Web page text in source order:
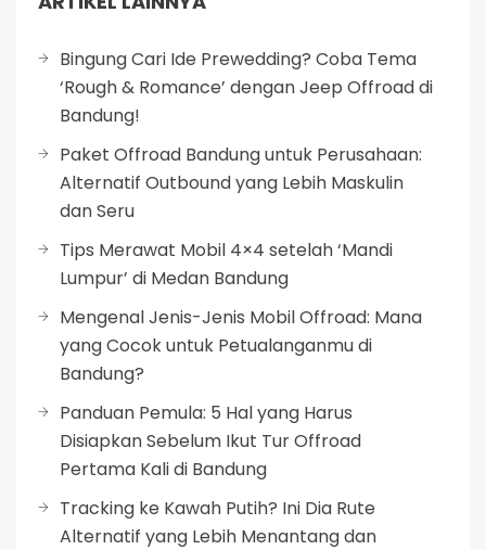
Bingung Cari Ide Prewedding? Coba Tema
‘Rough & Romance’ dengan Jeep Offroad di
Bandung!
Paket Offroad Bandung untuk Perusahaan:
Alternatif Outbound yang Lebih Maskulin
dan Seru
Tips Merawat Mobil 4×4 setelah ‘Mandi
Lumpur’ di Medan Bandung
Mengenal Jenis-Jenis Mobil Offroad: Mana
yang Cocok untuk Petualanganmu di
Bandung?
Panduan Pemula: 5 Hal yang Harus
Disiapkan Sebelum Ikut Tur Offroad
Pertama Kali di Bandung
Tracking ke Kawah Putih? Ini Dia Rute
Alternatif yang Lebih Menantang dan